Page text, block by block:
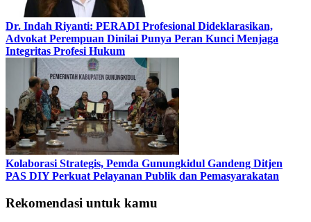
Dr. Indah Riyanti: PERADI Profesional Dideklarasikan,
Advokat Perempuan Dinilai Punya Peran Kunci Menjaga
Integritas Profesi Hukum
Kolaborasi Strategis, Pemda Gunungkidul Gandeng Ditjen
PAS DIY Perkuat Pelayanan Publik dan Pemasyarakatan
Rekomendasi untuk kamu